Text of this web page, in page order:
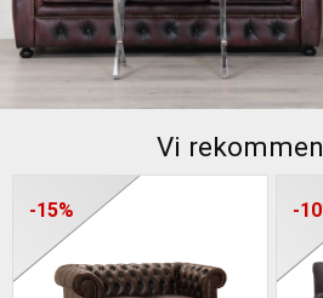
Vi
-15% -